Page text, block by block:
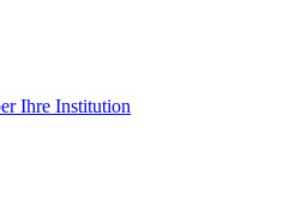
Ihre Institution